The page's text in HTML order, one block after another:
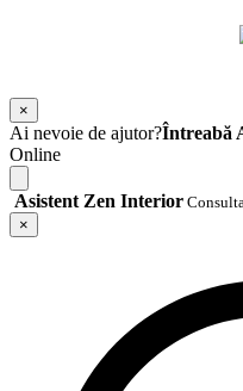
×
Ai nevoie de ajutor?Întreabă
Online
Asistent Zen Interior
×